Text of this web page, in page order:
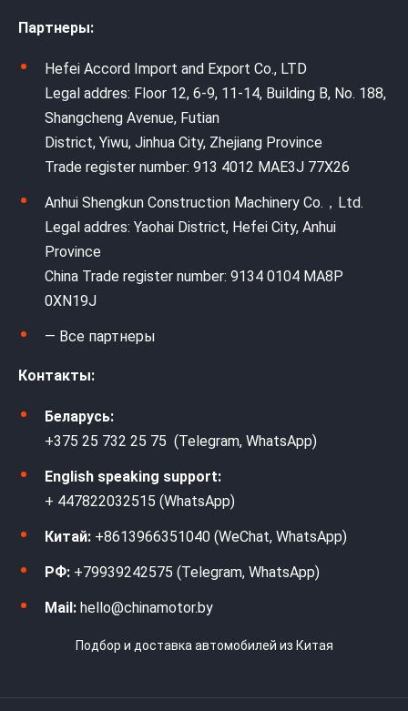
Партнеры:
Hefei Accord Import and Export Co., LTD
Legal addres: Floor 12, 6-9, 11-14, Building B, No. 188,
Shangcheng Avenue, Futian
District, Yiwu, Jinhua City, Zhejiang Province
Trade register number: 913 4012 MAE3J 77X26
Anhui Shengkun Construction Machinery Co.，Ltd.
Legal addres: Yaohai District, Hefei City, Anhui
Province
China Trade register number: 9134 0104 MA8P
0XN19J
— Все партнеры
Контакты:
Беларусь:
+375 25 732 25 75 (Telegram, WhatsApp)
English speaking support:
+ 447822032515 (WhatsApp)
Китай: +8613966351040 (WeChat, WhatsApp)
РФ: +79939242575 (Telegram, WhatsApp)
Mail: hello@chinamotor.by
Подбор и доставка автомобилей из Китая